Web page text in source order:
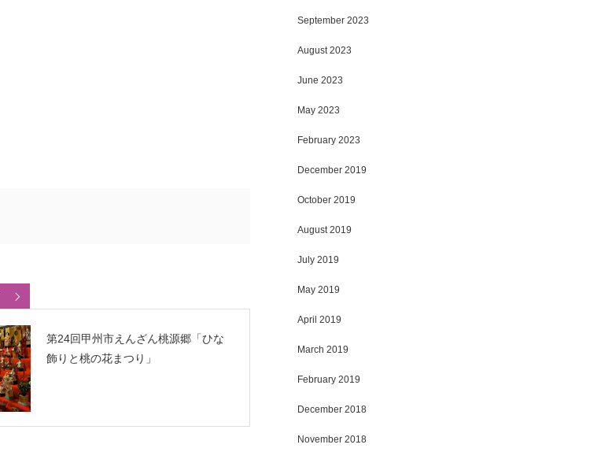
第24回甲州市えんざん桃源郷「ひな
飾りと桃の花まつり」
September 2023
August 2023
June 2023
May 2023
February 2023
December 2019
October 2019
August 2019
July 2019
May 2019
April 2019
March 2019
February 2019
December 2018
November 2018